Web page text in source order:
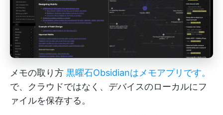
メモの取り方 黒曜石Obsidianはメモアプリです。
で、クラウドではなく、デバイスのローカルにフ
ァイルを保存する。